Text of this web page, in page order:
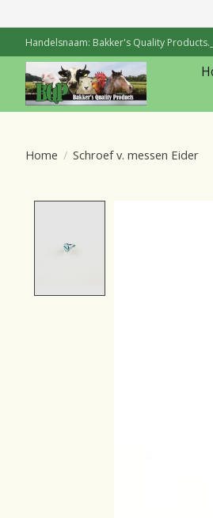
Handelsnaam: Bakker's Quality
Home / Schroef v. messen Eider